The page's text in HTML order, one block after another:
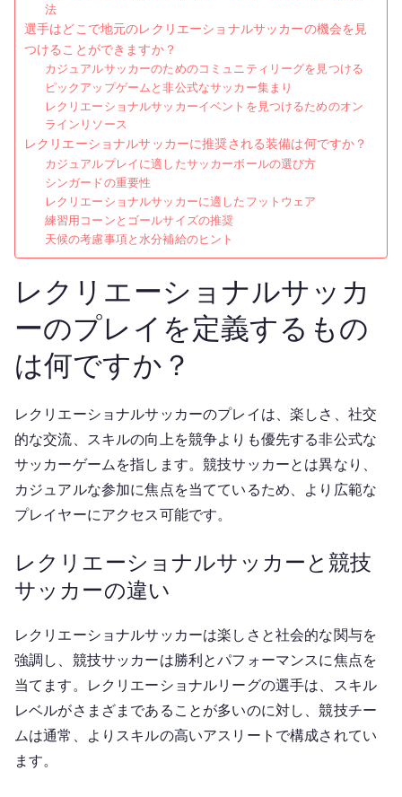
法
選手はどこで地元のレクリエーショナルサッカーの機会を見
つけることができますか？
カジュアルサッカーのためのコミュニティリーグを見つける
ピックアップゲームと非公式なサッカー集まり
レクリエーショナルサッカーイベントを見つけるためのオン
ラインリソース
レクリエーショナルサッカーに推奨される装備は何ですか？
カジュアルプレイに適したサッカーボールの選び方
シンガードの重要性
レクリエーショナルサッカーに適したフットウェア
練習用コーンとゴールサイズの推奨
天候の考慮事項と水分補給のヒント
レクリエーショナルサッカ
ーのプレイを定義するもの
は何ですか？
レクリエーショナルサッカーのプレイは、楽しさ、社交
的な交流、スキルの向上を競争よりも優先する非公式な
サッカーゲームを指します。競技サッカーとは異なり、
カジュアルな参加に焦点を当てているため、より広範な
プレイヤーにアクセス可能です。
レクリエーショナルサッカーと競技
サッカーの違い
レクリエーショナルサッカーは楽しさと社会的な関与を
強調し、競技サッカーは勝利とパフォーマンスに焦点を
当てます。レクリエーショナルリーグの選手は、スキル
レベルがさまざまであることが多いのに対し、競技チー
ムは通常、よりスキルの高いアスリートで構成されてい
ます。